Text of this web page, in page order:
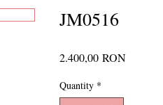
JM0516
2.400,00 RONPrice
Quantity *